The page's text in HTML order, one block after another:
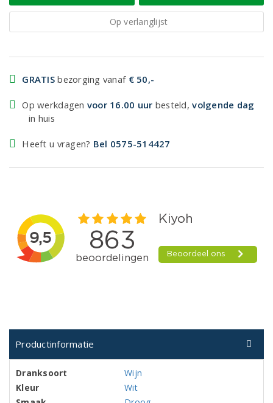
Op verlanglijst
GRATIS bezorging vanaf € 50,-
Op werkdagen voor 16.00 uur besteld,volgende dag
in huis
Heeft u vragen? Bel 0575-514427
Productinformatie
Dranksoort
Wijn
Kleur
Wit